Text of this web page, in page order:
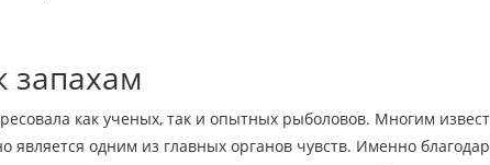
запахам
как ученых, так и опытных рыболовов. Многим
одним из главных органов чувств. Именно